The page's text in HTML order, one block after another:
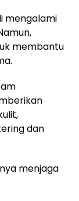
mengalami
membantu
dan
menjaga